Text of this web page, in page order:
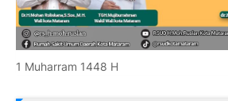
1 Muharram 1448 H